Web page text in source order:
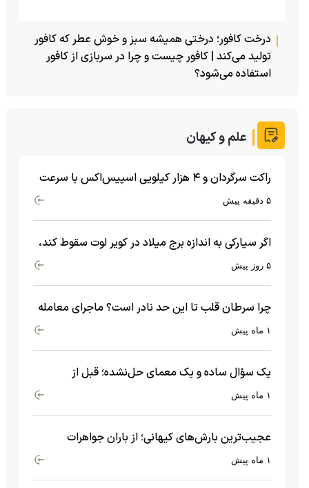
درخت کافور؛ درختی همیشه سبز و خوش عطر که کافور
تولید می‌کند | کافور چیست و چرا در سربازی از کافور
استفاده می‌شود؟
علم و کیهان
راکت سرگردان و ۴ هزار کیلویی اسپیس‌اکس با سرعت
هشت هزار و ۶۹۰ کیلومتر در ساعت به ماه برخورد کرد
۵ دقیقه پیش
اگر سیارکی به اندازه برج میلاد در کویر لوت سقوط کند،
چه اتفاقی می‌افتد؟
۵ روز پیش
چرا سرطان قلب تا این حد نادر است؟ ماجرای معامله
عجیبی که در بدن اتفاق می‌افتد!۱ ماه پیش
یک سؤال ساده و یک معمای حل‌نشده؛ قبل از
بیگ‌بنگ و آغاز جهان چه چیزی وجود داشت؟۱ ماه پیش
عجیب‌ترین بارش‌های کیهانی؛ از باران جواهرات
گران‌قیمت تا بارش آهن و شیشه۱ ماه پیش